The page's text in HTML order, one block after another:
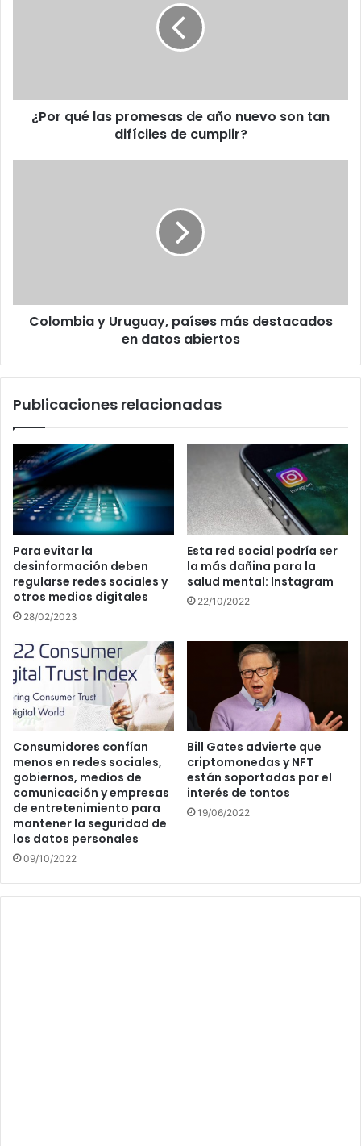
tan
difíciles
¿Por qué las promesas de año nuevo son tan
difíciles de cumplir?
abiertos
Colombia y Uruguay, países más destacados
en datos abiertos
Publicaciones relacionadas
Para evitar la
desinformación deben
regularse redes sociales y
otros medios digitales
28/02/2023
Esta red social podría ser
la más dañina para la
salud mental: Instagram
22/10/2022
Consumidores confían
menos en redes sociales,
gobiernos, medios de
comunicación y empresas
de entretenimiento para
mantener la seguridad de
los datos personales
09/10/2022
Bill Gates advierte que
criptomonedas y NFT
están soportadas por el
interés de tontos
19/06/2022